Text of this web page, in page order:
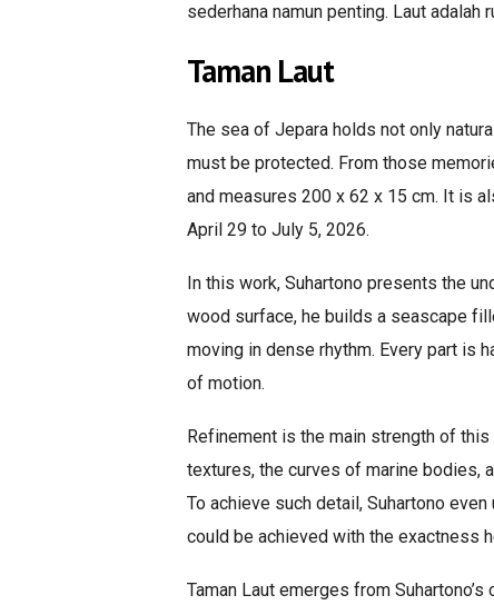
sederhana namun penting. Laut adalah
Taman Laut
The sea of Jepara holds not only
must be protected. From those
and measures 200 x 62 x 15 cm. It is
April 29 to July 5, 2026.
In this work, Suhartono presents the
wood surface, he builds a seascape
moving in dense rhythm. Every part is
of motion.
Refinement is the main strength of
textures, the curves of marine bodies,
To achieve such detail, Suhartono
could be achieved with the exactness
Taman Laut emerges from